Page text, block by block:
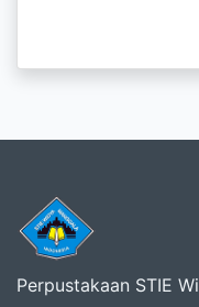
Perpustakaan STIE